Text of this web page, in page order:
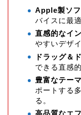
Apple製ソ
バイスに最
直感的なイ
やすいデザ
ドラッグ＆
できる直感
豊富なテー
ポートする
る。